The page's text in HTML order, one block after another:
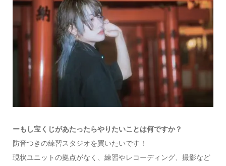
ーもし宝くじがあたったらやりたいことは何ですか？
防音つきの練習スタジオを買いたいです！
現状ユニットの拠点がなく、練習やレコーディング、撮影など